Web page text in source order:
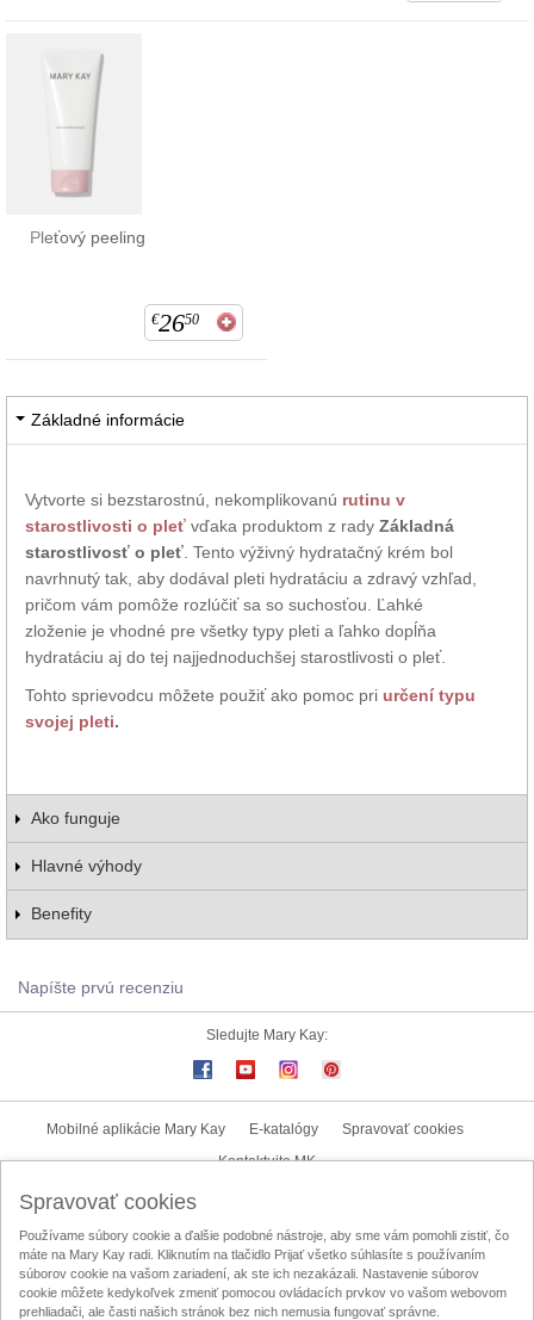
Pleťový peeling
€2650
Základné informácie
Vytvorte si bezstarostnú, nekomplikovanú rutinu v
starostlivosti o pleť vďaka produktom z rady Základná
starostlivosť o pleť . Tento výživný hydratačný krém bol
navrhnutý tak, aby dodával pleti hydratáciu a zdravý vzhľad,
pričom vám pomôže rozlúčiť sa so suchosťou. Ľahké
zloženie je vhodné pre všetky typy pleti a ľahko dopĺňa
hydratáciu aj do tej najjednoduchšej starostlivosti o pleť.
Tohto sprievodcu môžete použiť ako pomoc pri určení typu
svojej pleti.
Ako funguje
Hlavné výhody
Benefity
Napíšte prvú recenziu
Sledujte Mary Kay:
Mobilné aplikácie Mary Kay E-katalógy
Spravovať cookies
Kontaktujte MK
Mary Kay InTouch
Lokalizátor nezávislých kozmetických poradkýň
Oznamovací kanál
Licenčná zmluva na obsah vytvorený užívateľom
Spravovať cookies
Používame súbory cookie a ďalšie podobné nástroje, aby sme vám pomohli zistiť, čo
máte na Mary Kay radi. Kliknutím na tlačidlo Prijať všetko súhlasíte s používaním
súborov cookie na vašom zariadení, ak ste ich nezakázali. Nastavenie súborov
cookie môžete kedykoľvek zmeniť pomocou ovládacích prvkov vo vašom webovom
prehliadači, ale časti našich stránok bez nich nemusia fungovať správne.